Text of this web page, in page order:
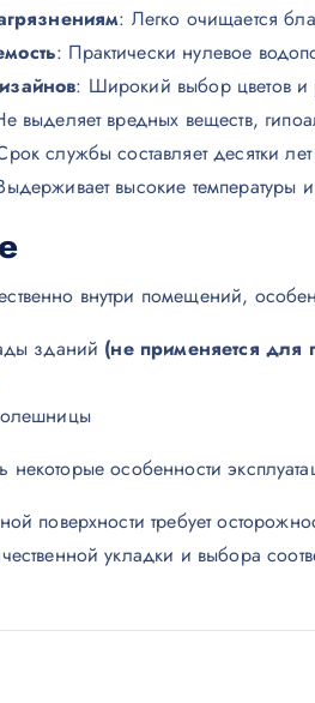
: Легко очищается
: Практически нулевое
: Широкий выбор цветов и
выделяет вредных веществ,
службы составляет десятки
высокие температуры
внутри помещений,
зданий (не применяется
некоторые особенности
поверхности требует
укладки и выбора